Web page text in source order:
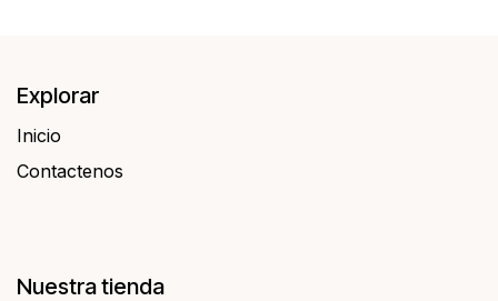
Explorar
Inicio
Contactenos​​
Nuestra tienda